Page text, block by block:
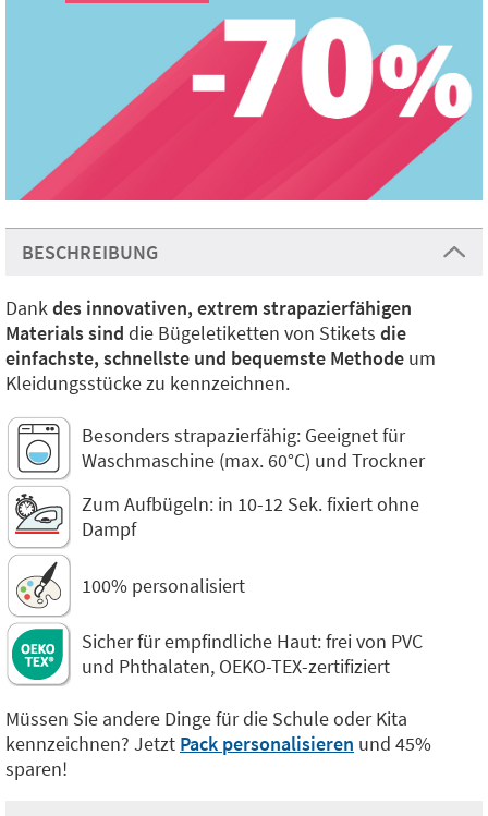
BESCHREIBUNG
Dankdes innovativen, extrem strapazierfähigen
Materials sind die Bügeletiketten von Stikets die
einfachste, schnellste und bequemste Methode um
Kleidungsstücke zu kennzeichnen.
Besonders strapazierfähig: Geeignet für
Waschmaschine (max. 60°C) und Trockner
Zum Aufbügeln: in 10-12 Sek. fixiert ohne
Dampf
100% personalisiert
Sicher für empfindliche Haut: frei von PVC
und Phthalaten, OEKO-TEX-zertifiziert
Müssen Sie andere Dinge für die Schule oder Kita
kennzeichnen? Jetzt Pack personalisieren und 45%
sparen!